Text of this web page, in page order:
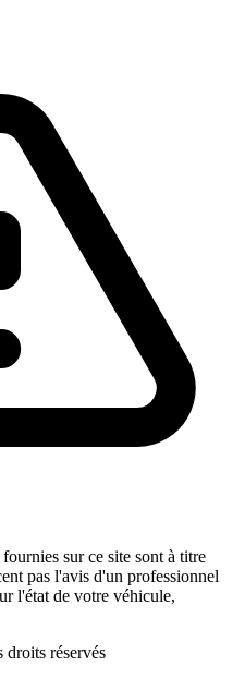
sur ce site sont à titre
pas l'avis d'un professionnel
l'état de votre véhicule,
réservés